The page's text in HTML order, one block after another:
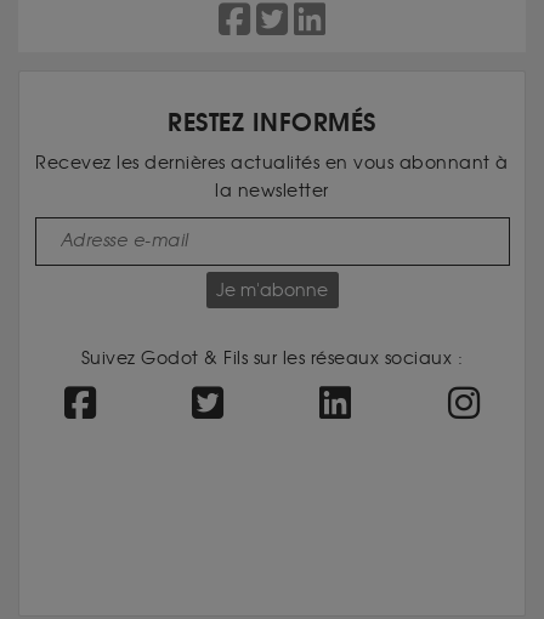
RESTEZ INFORMÉS
Recevez les dernières actualités en vous abonnant à
la newsletter
Je m'abonne
Suivez Godot & Fils sur les réseaux sociaux :